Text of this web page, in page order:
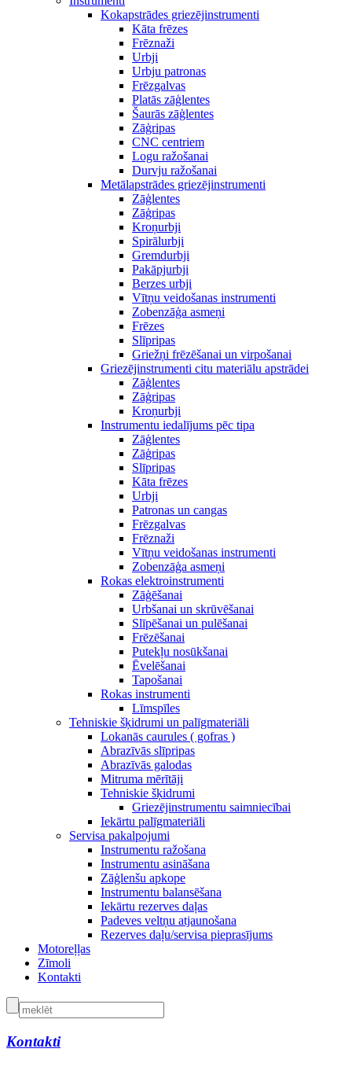
Kokapstrādes griezējinstrumenti
Kāta frēzes
Frēznaži
Urbji
Urbju patronas
Frēzgalvas
Platās zāģlentes
Šaurās zāģlentes
Zāģripas
CNC centriem
Logu ražošanai
Durvju ražošanai
Metālapstrādes griezējinstrumenti
Zāģlentes
Zāģripas
Kroņurbji
Spirālurbji
Gremdurbji
Pakāpjurbji
Berzes urbji
Vītņu veidošanas instrumenti
Zobenzāģa asmeņi
Frēzes
Slīpripas
Griežņi frēzēšanai un virpošanai
Griezējinstrumenti citu materiālu apstrādei
Zāģlentes
Zāģripas
Kroņurbji
Instrumentu iedalījums pēc tipa
Zāģlentes
Zāģripas
Slīpripas
Kāta frēzes
Urbji
Patronas un cangas
Frēzgalvas
Frēznaži
Vītņu veidošanas instrumenti
Zobenzāģa asmeņi
Rokas elektroinstrumenti
Zāģēšanai
Urbšanai un skrūvēšanai
Slīpēšanai un pulēšanai
Frēzēšanai
Putekļu nosūkšanai
Ēvelēšanai
Tapošanai
Rokas instrumenti
Līmspīles
Tehniskie šķidrumi un palīgmateriāli
Lokanās caurules ( gofras )
Abrazīvās slīpripas
Abrazīvās galodas
Mitruma mērītāji
Tehniskie šķidrumi
Griezējinstrumentu saimniecībai
Iekārtu palīgmateriāli
Servisa pakalpojumi
Instrumentu ražošana
Instrumentu asināšana
Zāģlenšu apkope
Instrumentu balansēšana
Iekārtu rezerves daļas
Padeves veltņu atjaunošana
Rezerves daļu/servisa pieprasījums
Motoreļļas
Zīmoli
Kontakti
Kontakti